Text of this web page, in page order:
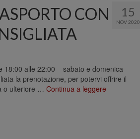
15
NOV 2020
CON
18:00 alle 22:00 – sabato e domenica
la prenotazione, per potervi offrire il
o ulteriore …Continua a leggere